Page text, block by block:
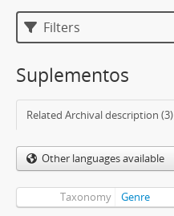
Filters
Suplementos
Related Archival description (3)
Other languages available
Taxonomy Genre